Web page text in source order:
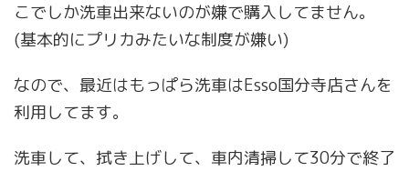
こでしか洗車出来ないのが嫌で購入してません。
(基本的にプリカみたいな制度が嫌い)
なので、最近はもっぱら洗車はEsso国分寺店さんを
利用してます。
洗車して、拭き上げして、車内清掃して30分で終了